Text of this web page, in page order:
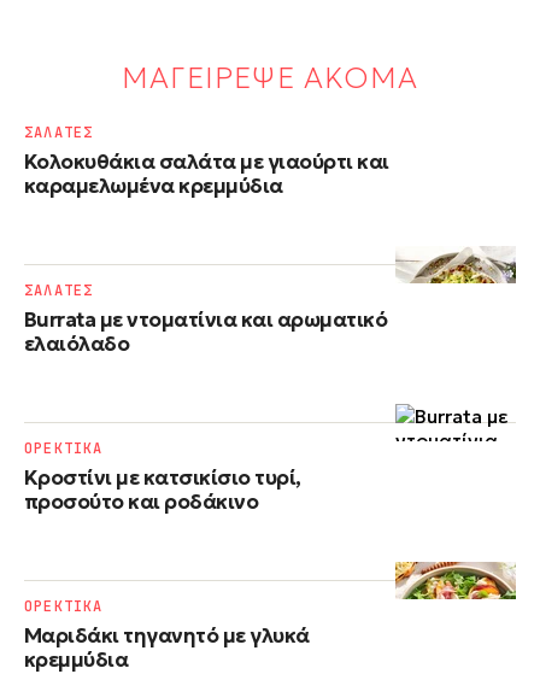
ΜΑΓΕΙΡΕΨΕ ΑΚΟΜΑ
Κολοκυθάκια σαλάτα με γιαούρτι και
καραμελωμένα κρεμμύδια
ΣΑΛΑΤΕΣ
Burrata με ντοματίνια και αρωματικό
ελαιόλαδο
ΣΑΛΑΤΕΣ
Κροστίνι με κατσικίσιο τυρί,
προσούτο και ροδάκινο
ΟΡΕΚΤΙΚΑ
Μαριδάκι τηγανητό με γλυκά
κρεμμύδια
ΟΡΕΚΤΙΚΑ